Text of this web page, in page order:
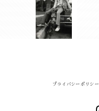
プライバシーポリシー